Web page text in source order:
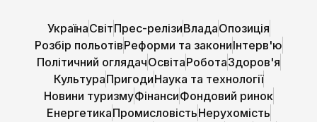
УкраїнаСвітПрес-релізиВладаОпозиція
Розбір польотівРеформи та закониІнтерв'ю
Політичний оглядачОсвітаРоботаЗдоров'я
КультураПригодиНаука та технології
Новини туризмуФінансиФондовий ринок
ЕнергетикаПромисловістьНерухомість